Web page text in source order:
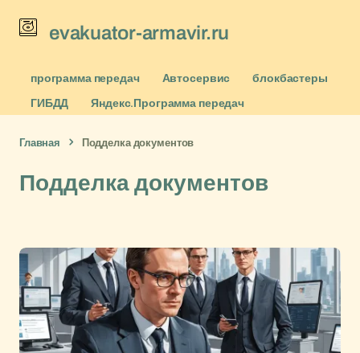
evakuator-armavir.ru
программа передач Автосервис
блокбастеры
ГИБДД
Яндекс.Программа передач
Главная Подделка документов
Подделка документов